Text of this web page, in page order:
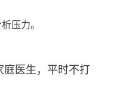
压力。
庭医生，平时不打